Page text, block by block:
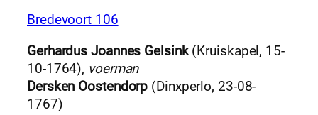
Bredevoort 106
Gerhardus Joannes Gelsink(Kruiskapel, 15-
10-1764), voerman
Dersken Oostendorp (Dinxperlo, 23-08-
1767)